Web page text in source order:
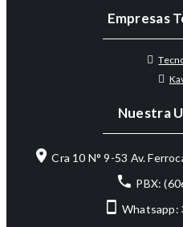
Empresas
Nuestra
Cra 10 N° 9-53 Av.
PBX:
Whatsapp: